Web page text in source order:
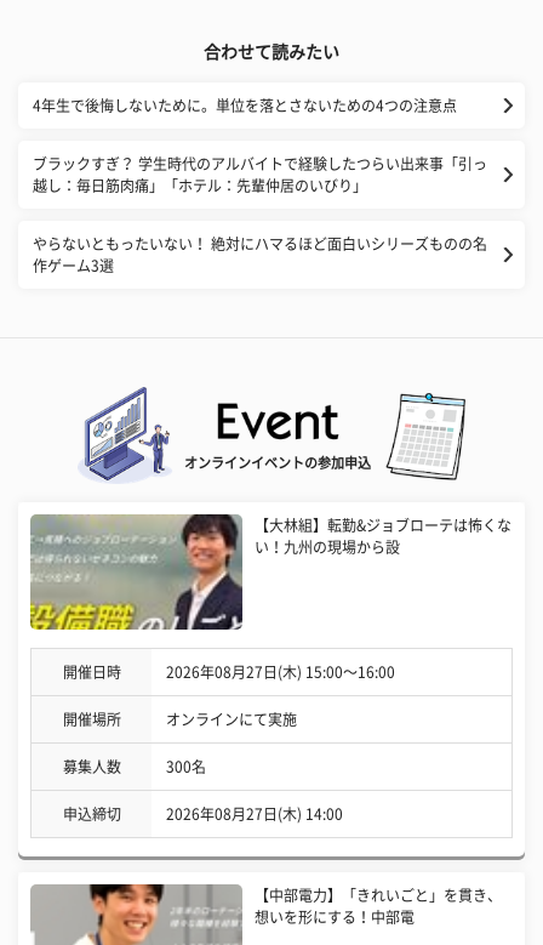
合わせて読みたい
4年生で後悔しないために。単位を落とさないための4つの注意点
ブラックすぎ？ 学生時代のアルバイトで経験したつらい出来事「引っ
越し：毎日筋肉痛」「ホテル：先輩仲居のいびり」
やらないともったいない！ 絶対にハマるほど面白いシリーズものの名
作ゲーム3選
オンラインイベントの参加申込
【大林組】転勤&ジョブローテは怖くな
い！九州の現場から設
開催日時 2026年08月27日(木) 15:00〜16:00
開催場所 オンラインにて実施
募集人数 300名
申込締切 2026年08月27日(木) 14:00
【中部電力】「きれいごと」を貫き、
想いを形にする！中部電